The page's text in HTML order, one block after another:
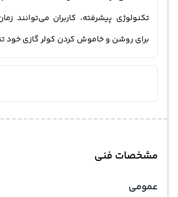
تکنولوژی پیشرفته، کاربران می‌توانند
برای روشن و خاموش کردن کولر گازی خود
مشخصات فنی
عمومی